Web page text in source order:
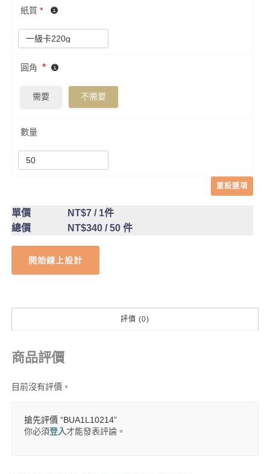
紙質 *
圓角 *
需要 不需要
數量
重設選項
單價 NT$7/ 1件
總價
NT$340/ 50 件
開始線上設計
評價 (0)
商品評價
目前沒有評價。
搶先評價 “BUA1L10214”
你必須登入才能發表評論。